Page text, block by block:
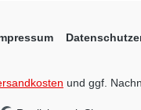
und ggf.